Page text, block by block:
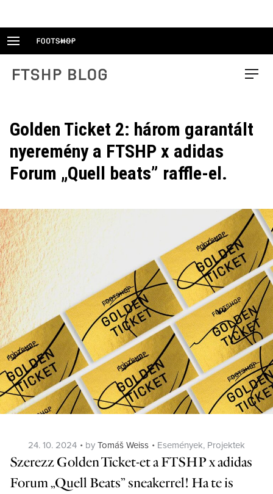
FTSHP blog Menu
Golden Ticket 2: három garantált
nyeremény a FTSHP x adidas
Forum „Quell beats” raffle-el.
Posted
on
24. 10. 2024 by Tomáš Weiss Categories
Események, Projektek
Szerezz Golden Ticket-et a FTSHP x adidas
Forum „Quell Beats” sneakerrel! Ha te is